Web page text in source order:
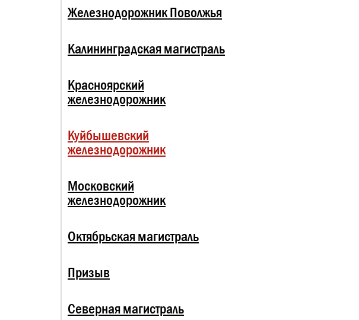
Железнодорожник Поволжья
Калининградская магистраль
Красноярский
железнодорожник
Куйбышевский
железнодорожник
Московский
железнодорожник
Октябрьская магистраль
Призыв
Северная магистраль